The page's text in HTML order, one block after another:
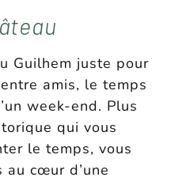
Guilhem juste pour
amis, le temps
week-end. Plus
qui vous
le temps, vous
au cœur d’une